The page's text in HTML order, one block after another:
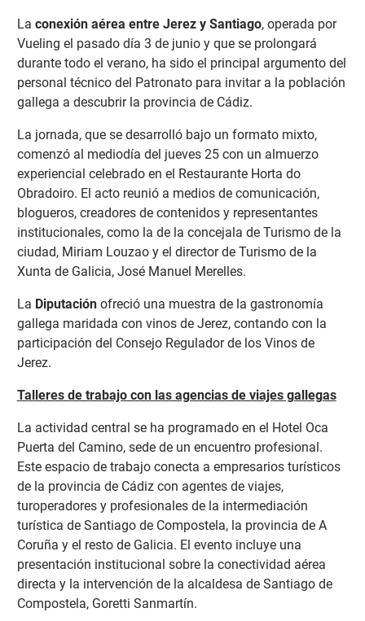
La conexión aérea entre Jerez y Santiago, operada por
Vueling el pasado día 3 de junio y que se prolongará
durante todo el verano, ha sido el principal argumento del
personal técnico del Patronato para invitar a la población
gallega a descubrir la provincia de Cádiz.
La jornada, que se desarrolló bajo un formato mixto,
comenzó al mediodía del jueves 25 con un almuerzo
experiencial celebrado en el Restaurante Horta do
Obradoiro. El acto reunió a medios de comunicación,
blogueros, creadores de contenidos y representantes
institucionales, como la de la concejala de Turismo de la
ciudad, Miriam Louzao y el director de Turismo de la
Xunta de Galicia, José Manuel Merelles.
La Diputaciónofreció una muestra de la gastronomía
gallega maridada con vinos de Jerez, contando con la
participación del Consejo Regulador de los Vinos de
Jerez.
Talleres de trabajo con las agencias de viajes gallegas
La actividad central se ha programado en el Hotel Oca
Puerta del Camino, sede de un encuentro profesional.
Este espacio de trabajo conecta a empresarios turísticos
de la provincia de Cádiz con agentes de viajes,
turoperadores y profesionales de la intermediación
turística de Santiago de Compostela, la provincia de A
Coruña y el resto de Galicia. El evento incluye una
presentación institucional sobre la conectividad aérea
directa y la intervención de la alcaldesa de Santiago de
Compostela, Goretti Sanmartín.